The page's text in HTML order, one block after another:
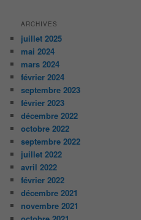
ARCHIVES
juillet 2025
mai 2024
mars 2024
février 2024
septembre 2023
février 2023
décembre 2022
octobre 2022
septembre 2022
juillet 2022
avril 2022
février 2022
décembre 2021
novembre 2021